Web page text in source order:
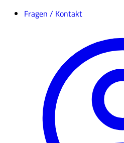
Fragen / Kontakt